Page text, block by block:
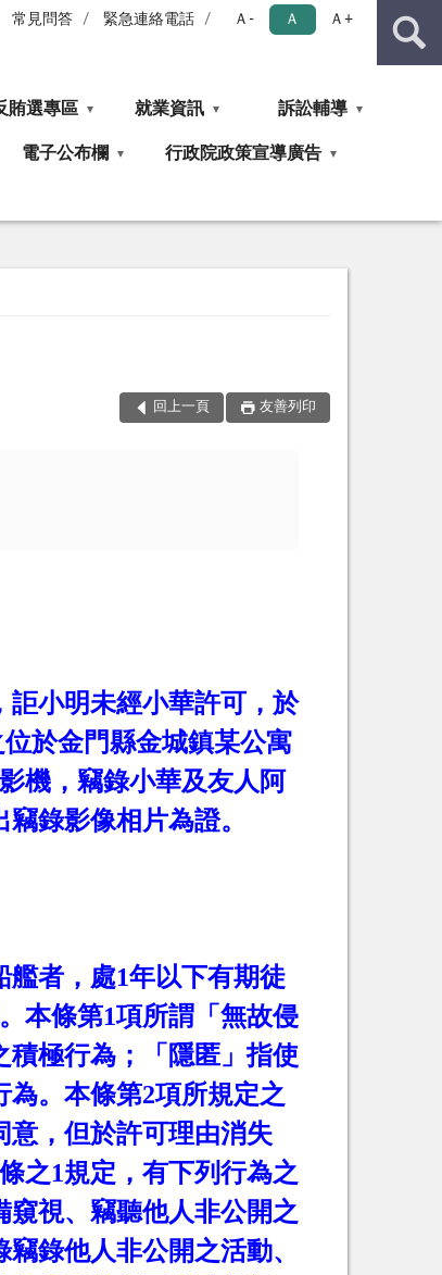
常見問答 緊急連絡電話 Ａ- Ａ Ａ+
賄選專區 就業資訊 訴訟輔導
電子公布欄 行政院政策宣導廣告
回上一頁 友善列印
詎小明未經小華許可，於
於金門縣金城鎮某公寓
機，竊錄小華及友人阿
錄影像相片為證。
艦者，處1年以下有期徒
本條第1項所謂「無故侵
極行為；「隱匿」指使
為。本條第2項所規定之
意，但於許可理由消失
條之1規定，有下列行為之
視、竊聽他人非公開之
錄他人非公開之活動、